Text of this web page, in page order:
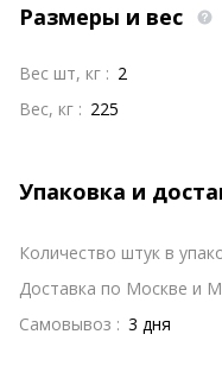
Размеры и вес
Вес шт, кг : 2
Вес, кг : 225
Упаковка и
Количество штук в
Доставка по Москве и
Самовывоз : 3 дня